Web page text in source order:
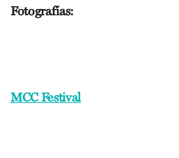
Fotografías:
MCC Festival